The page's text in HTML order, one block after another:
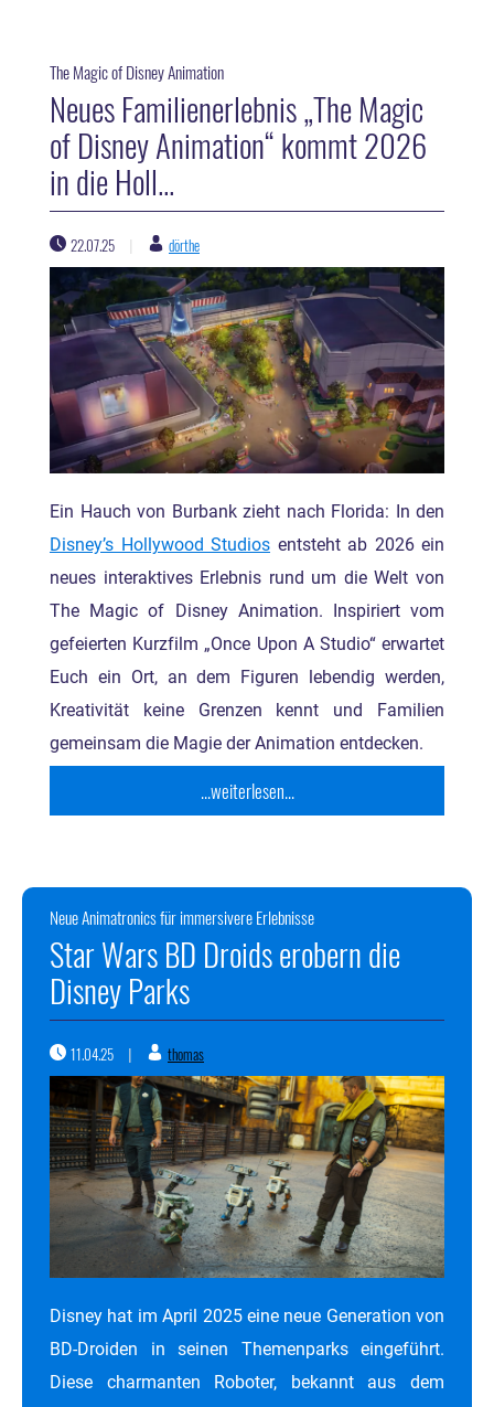
The Magic of Disney Animation
Neues Familienerlebnis „The Magic
of Disney Animation“ kommt 2026
in die Holl...
22.07.25 | dörthe
Ein Hauch von Burbank zieht nach Florida: In den
Disney’s Hollywood Studios entsteht ab 2026 ein
neues interaktives Erlebnis rund um die Welt von
The Magic of Disney Animation. Inspiriert vom
gefeierten Kurzfilm „Once Upon A Studio“ erwartet
Euch ein Ort, an dem Figuren lebendig werden,
Kreativität keine Grenzen kennt und Familien
gemeinsam die Magie der Animation entdecken.
...weiterlesen...
Neue Animatronics für immersivere Erlebnisse
Star Wars BD Droids erobern die
Disney Parks
11.04.25 | thomas
Disney hat im April 2025 eine neue Generation von
BD-Droiden in seinen Themenparks eingeführt.
Diese charmanten Roboter, bekannt aus dem